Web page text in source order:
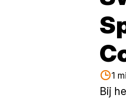
1
Bij